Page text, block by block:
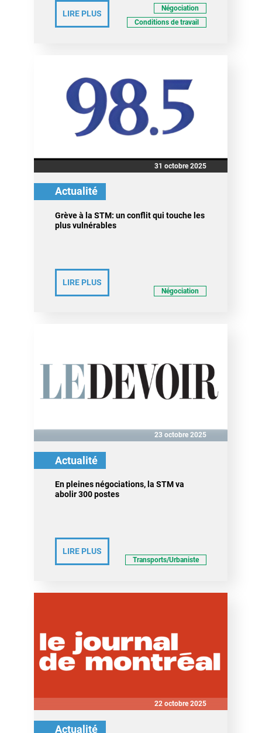
LIRE PLUS
Négociation
Conditions de travail
31 octobre 2025
Actualité
Grève à la STM: un conflit qui touche les
plus vulnérables
LIRE PLUS
Négociation
23 octobre 2025
Actualité
En pleines négociations, la STM va
abolir 300 postes
LIRE PLUS
Transports/Urbaniste
22 octobre 2025
Actualité